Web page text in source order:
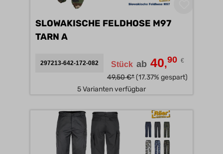
SLOWAKISCHE FELDHOSE M97
TARN A
297213-642-172-082 Stück ab 40,90 €
49,50 €*(17.37% gespart)
5 Varianten verfügbar